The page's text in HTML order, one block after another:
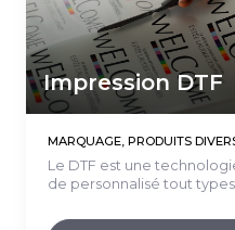
Impression DTF
MARQUAGE, PRODUITS
Le DTF est une
de personnalisé tout